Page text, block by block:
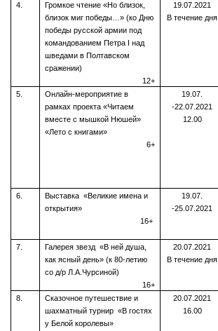
4.
Громкое чтение «Но близок,
близок миг победы…» (ко Дню
победы русской армии под
командованием Петра I над
шведами в Полтавском
сражении)
12+
19.07.2021
В течение дня
5.
Онлайн-мероприятие в
рамках проекта «Читаем
вместе с мышкой Нюшей»
«Лето с книгами»
6+
19.07.
-22.07.2021
12.00
6.
Выставка «Великие имена и
открытия»
16+
19.07.
-25.07.2021
7.
Галерея звезд «В ней душа,
как ясный день» (к 80-летию
со д/р Л.А.Чурсиной)
16+
20.07.2021
В течение дня
8.
Сказочное путешествие и
шахматный турнир «В гостях
у Белой королевы»
20.07.2021
16.00